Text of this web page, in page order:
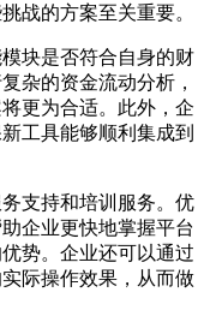
战的方案至关重要。
块是否符合自身的财
杂的资金流动分析，
更为合适。此外，企
工具能够顺利集成到
支持和培训服务。优
企业更快地掌握平台
势。企业还可以通过
际操作效果，从而做